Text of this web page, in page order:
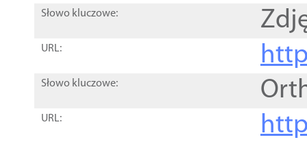
Słowo kluczowe:
URL:
Słowo kluczowe:
URL: